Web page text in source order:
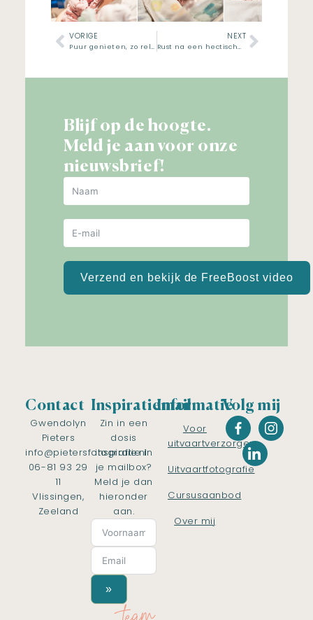
VORIGE
Puur genieten, zo relaxed
NEXT
Rust na een hectische periode
Blijf op de hoogte.
Meld je aan voor onze
nieuwsbrief!
Verzend en bekijk de FreeBoost video
Contact
Gwendolyn
Pieters
info@pietersfotografie.nl
06-81 93 29
11
Vlissingen,
Zeeland
Inspiratiemail
Zin in een
dosis
inspiratie in
je mailbox?
Meld je dan
hieronder
aan.
»
Informatie
Voor
uitvaartverzorgers
Uitvaartfotografie
Cursusaanbod
Over mij
Volg mij